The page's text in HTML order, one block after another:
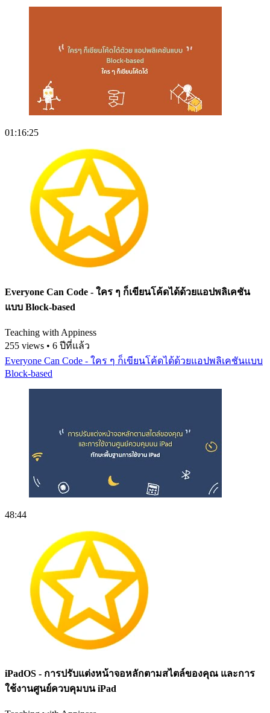
01:16:25
Everyone Can Code - ใคร ๆ ก็เขียนโค้ดได้ด้วยแอปพลิเคชัน
แบบ Block-based
Teaching with Appiness
255 views • 6 ปีที่แล้ว
Everyone Can Code - ใคร ๆ ก็เขียนโค้ดได้ด้วยแอปพลิเคชันแบบ
Block-based
48:44
iPadOS - การปรับแต่งหน้าจอหลักตามสไตล์ของคุณ และการ
ใช้งานศูนย์ควบคุมบน iPad